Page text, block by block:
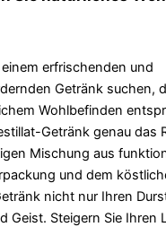
erfrischenden und
Getränk suchen,
Wohlbefinden
Getränk genau das
Mischung aus
und dem
nicht nur Ihren
Geist. Steigern Sie Ihren